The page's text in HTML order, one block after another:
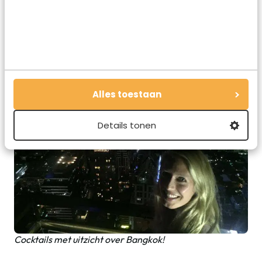
Alles toestaan
Details tonen
Cocktails met uitzicht over Bangkok!